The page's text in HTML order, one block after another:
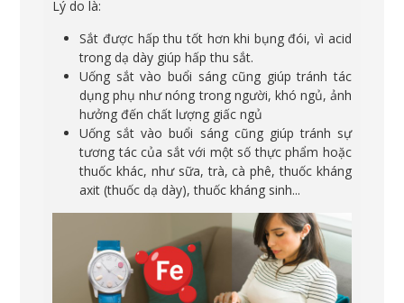
Lý do là:
Sắt được hấp thu tốt hơn khi bụng đói, vì acid
trong dạ dày giúp hấp thu sắt.
Uống sắt vào buổi sáng cũng giúp tránh tác
dụng phụ như nóng trong người, khó ngủ, ảnh
hưởng đến chất lượng giấc ngủ
Uống sắt vào buổi sáng cũng giúp tránh sự
tương tác của sắt với một số thực phẩm hoặc
thuốc khác, như sữa, trà, cà phê, thuốc kháng
axit (thuốc dạ dày), thuốc kháng sinh...